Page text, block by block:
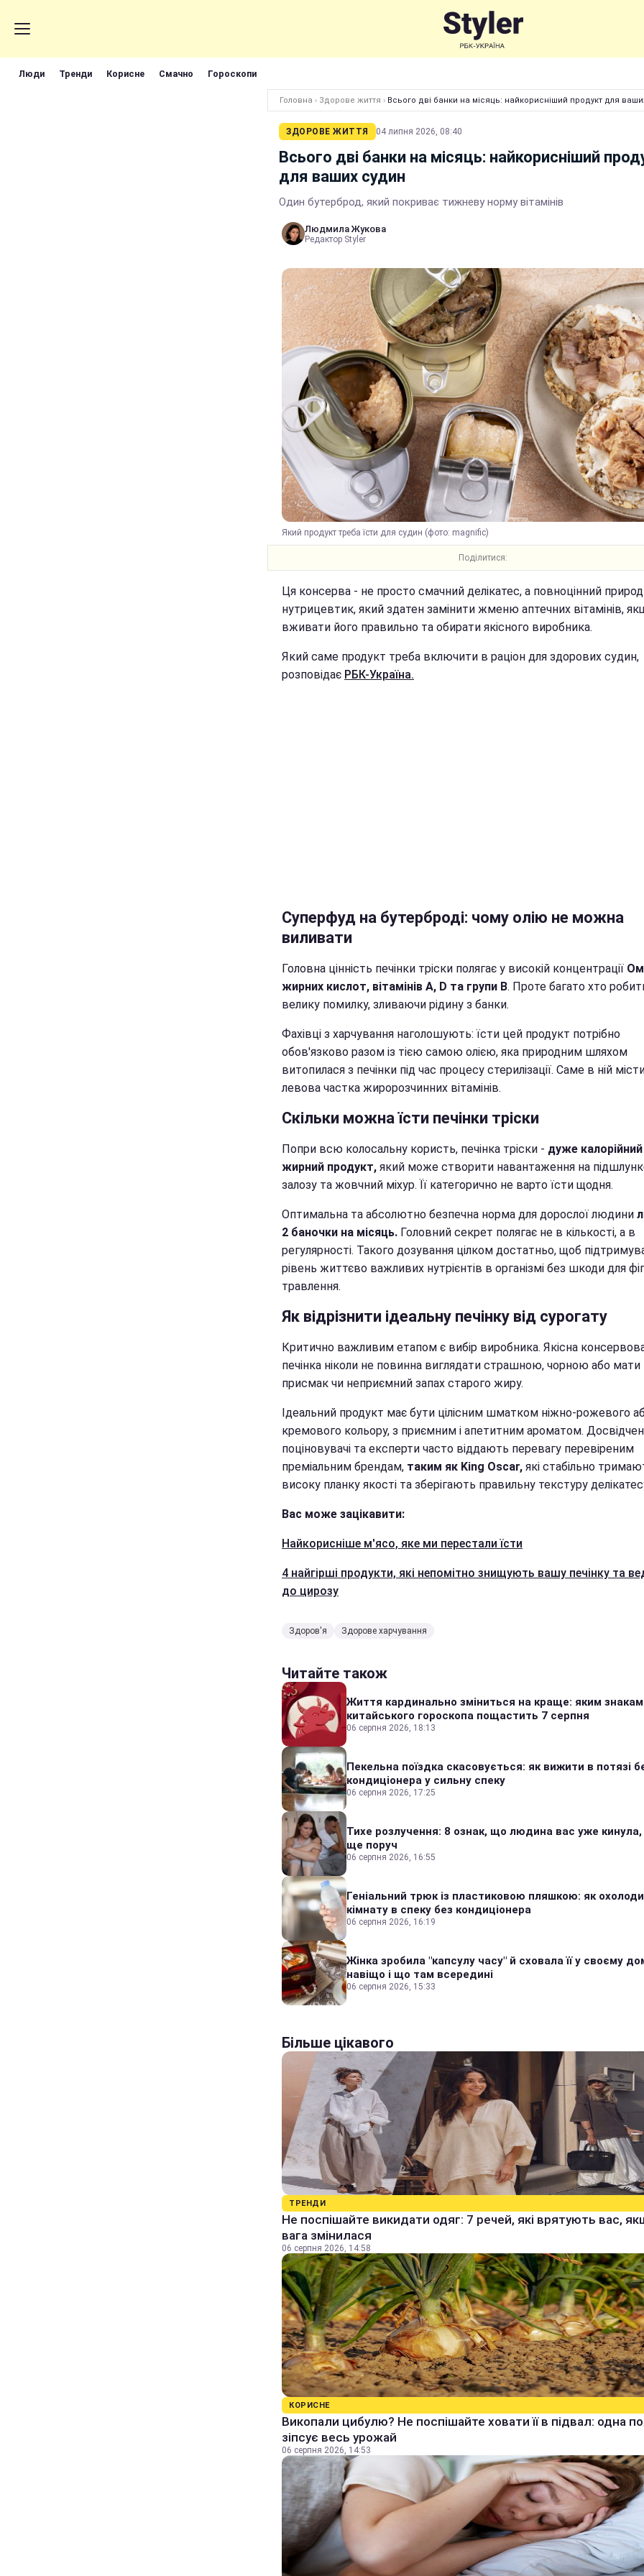
Люди Тренди Корисне Смачно Гороскопи
Головна › Здорове життя › Всього дві банки на місяць: найкорисніший продукт для
ЗДОРОВЕ ЖИТТЯ 04 липня 2026, 08:40
Всього дві банки на місяць: найкорисніший
для ваших судин
Один бутерброд, який покриває тижневу норму вітамінів
Людмила Жукова
Редактор Styler
Який продукт треба їсти для судин (фото: magnific)
Поділитися:
Ця консерва - не просто смачний делікатес, а повноцінний
нутрицевтик, який здатен замінити жменю аптечних вітамінів,
вживати його правильно та обирати якісного виробника.
Який саме продукт треба включити в раціон для здорових судин,
розповідає РБК-Україна.
Суперфуд на бутерброді: чому олію не можна
виливати
Головна цінність печінки тріски полягає у високій концентрації
жирних кислот, вітамінів А, D та групи В. Проте багато хто
велику помилку, зливаючи рідину з банки.
Фахівці з харчування наголошують: їсти цей продукт потрібно
обов'язково разом із тією самою олією, яка природним шляхом
витопилася з печінки під час процесу стерилізації. Саме в ній
левова частка жиророзчинних вітамінів.
Скільки можна їсти печінки тріски
Попри всю колосальну користь, печінка тріски - дуже
жирний продукт, який може створити навантаження на
залозу та жовчний міхур. Її категорично не варто їсти щодня.
Оптимальна та абсолютно безпечна норма для дорослої людини
2 баночки на місяць. Головний секрет полягає не в кількості, а в
регулярності. Такого дозування цілком достатньо, щоб
рівень життєво важливих нутрієнтів в організмі без шкоди для
травлення.
Як відрізнити ідеальну печінку від сурогату
Критично важливим етапом є вибір виробника. Якісна
печінка ніколи не повинна виглядати страшною, чорною або мати
присмак чи неприємний запах старого жиру.
Ідеальний продукт має бути цілісним шматком ніжно-рожевого
кремового кольору, з приємним і апетитним ароматом.
поціновувачі та експерти часто віддають перевагу перевіреним
преміальним брендам, таким як King Oscar, які стабільно
високу планку якості та зберігають правильну текстуру
Вас може зацікавити:
Найкорисніше м'ясо, яке ми перестали їсти
4 найгірші продукти, які непомітно знищують вашу печінку та
до цирозу
Здоров'я Здорове харчування
Читайте також
Життя кардинально зміниться на краще: яким знакам
китайського гороскопа пощастить 7 серпня
06 серпня 2026, 18:13
Пекельна поїздка скасовується: як вижити в потязі
кондиціонера у сильну спеку
06 серпня 2026, 17:25
Тихе розлучення: 8 ознак, що людина вас уже кинула,
ще поруч
06 серпня 2026, 16:55
Геніальний трюк із пластиковою пляшкою: як
кімнату в спеку без кондиціонера
06 серпня 2026, 16:19
Жінка зробила "капсулу часу" й сховала її у своєму
навіщо і що там всередині
06 серпня 2026, 15:33
Більше цікавого
ТРЕНДИ
Не поспішайте викидати одяг: 7 речей, які врятують вас,
вага змінилася
06 серпня 2026, 14:58
КОРИСНЕ
Викопали цибулю? Не поспішайте ховати її в підвал: одна
зіпсує весь урожай
06 серпня 2026, 14:53